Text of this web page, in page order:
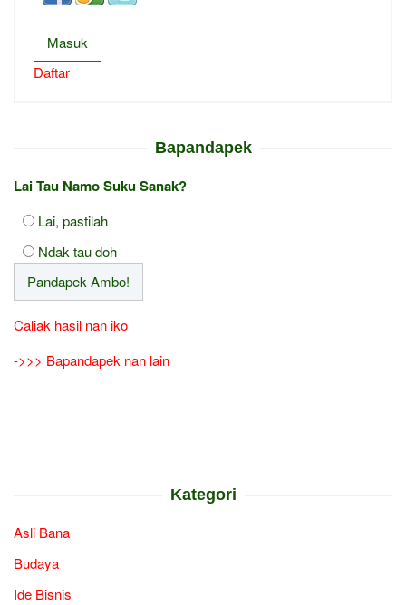
Masuk
Daftar
Bapandapek
Lai Tau Namo Suku Sanak?
Lai, pastilah
Ndak tau doh
Caliak hasil nan iko
->>> Bapandapek nan lain
Kategori
Asli Bana
Budaya
Ide Bisnis